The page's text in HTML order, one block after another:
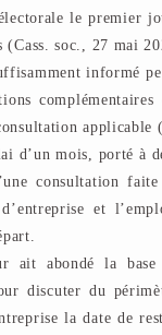
électorale le premier
(Cass. soc., 27 mai
informé
applicable
d’un mois, porté à
consultation
et
ait abondé la base
discuter du
la date de